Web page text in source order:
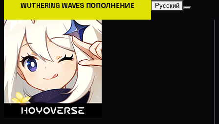
WUTHERING WAVES ПОПОЛНЕНИЕ Русский